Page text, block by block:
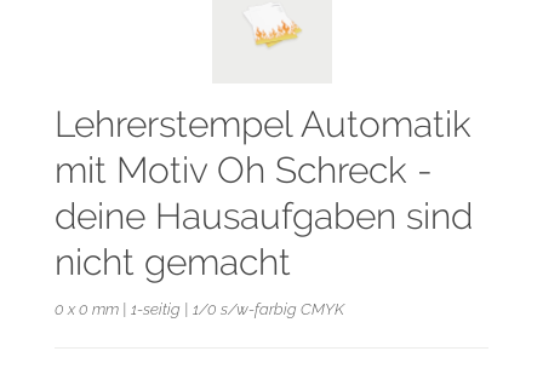
Lehrerstempel Automatik
mit Motiv Oh Schreck -
deine Hausaufgaben sind
nicht gemacht
0 x 0 mm | 1-seitig | 1/0 s/w-farbig CMYK